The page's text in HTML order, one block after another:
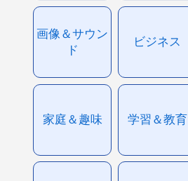
画像＆サウン
ド
ビジネス
家庭＆趣味 学習＆教育